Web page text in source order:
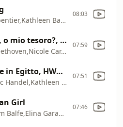
Gustave Charpentier,Kathleen Battle,Orchestre de l'Opéra Bastille,Myung
08:03
Ma tu tremi, o mio tesoro?, WoO92a
Ludwig van Beethoven,Nicole Car,Australian Chamber Orchestra,Richard Tognetti
07:59
Giulio Cesare in Egitto, HWV 17: "E pur cosi / Piangerò la sorte mia"
George Frideric Handel,Kathleen Battle,Margo Garrett
07:51
Girl
Michael William Balfe,Elina Garanca,Orchestra Sinfonica Nazionale Della RAI,Karel Mark Chichon
07:46